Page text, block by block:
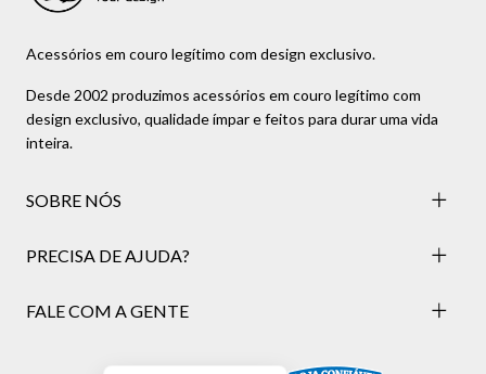
Acessórios em couro legítimo com design exclusivo.
Desde 2002 produzimos acessórios em couro legítimo com
design exclusivo, qualidade ímpar e feitos para durar uma vida
inteira.
SOBRE NÓS
PRECISA DE AJUDA?
FALE COM A GENTE